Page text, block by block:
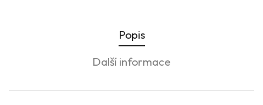
Popis
Další informace